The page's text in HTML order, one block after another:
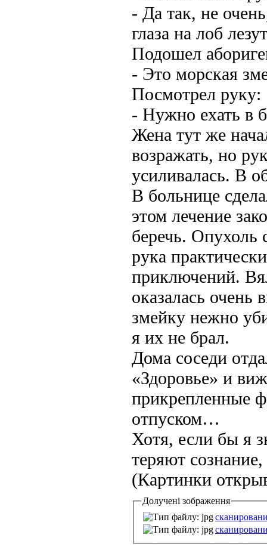
- Да так, не
глаза на лоб
Подошел
- Это морская
Посмотрел руку:
- Нужно ехать в
Жена тут же
возражать, но
усиливалась. В
В больнице
этом лечение
беречь. Опухоль
рука
приключений.
оказалась очень
змейку нежно
я их не брал.
Дома соседи
«Здоровье» и
прикрепленные
отпуском…
Хотя, если бы я
теряют
(Картинки
Долучені зображення